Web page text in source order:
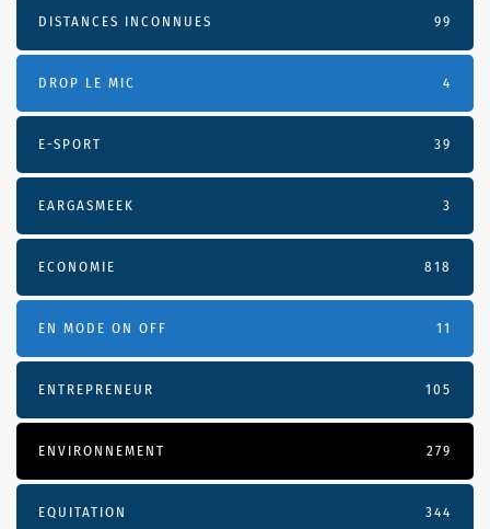
DISTANCES INCONNUES 99
DROP LE MIC 4
E-SPORT 39
EARGASMEEK 3
ECONOMIE 818
EN MODE ON OFF 11
ENTREPRENEUR 105
ENVIRONNEMENT 279
EQUITATION 344